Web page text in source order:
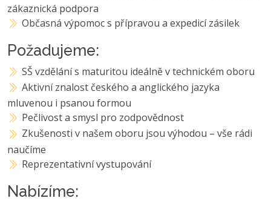
zákaznická podpora
Občasná výpomoc s přípravou a expedicí zásilek
Požadujeme:
SŠ vzdělání s maturitou ideálně v technickém oboru
Aktivní znalost českého a anglického jazyka
mluvenou i psanou formou
Pečlivost a smysl pro zodpovědnost
Zkušenosti v našem oboru jsou výhodou – vše rádi
naučíme
Reprezentativní vystupování
Nabízíme: